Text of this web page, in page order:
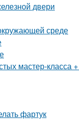
двери
среде
мастер-класса
фартук